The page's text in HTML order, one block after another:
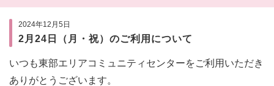
2024年12月5日
2月24日（月・祝）のご利用について
いつも東部エリアコミュニティセンターをご利用いただき
ありがとうございます。